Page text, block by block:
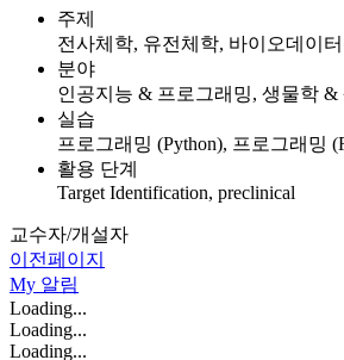
주제
전사체학, 유전체학, 바이오데이
분야
인공지능 & 프로그래밍, 생물학 &
실습
프로그래밍 (Python), 프로그래밍
활용 단계
Target Identification, preclinical
교수자/개설자
이전페이지
My 알림
Loading...
Loading...
Loading...